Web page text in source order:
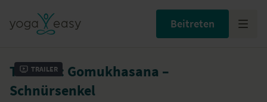
Beitreten
Trailer
Tutorial: Gomukhasana –
Schnürsenkel